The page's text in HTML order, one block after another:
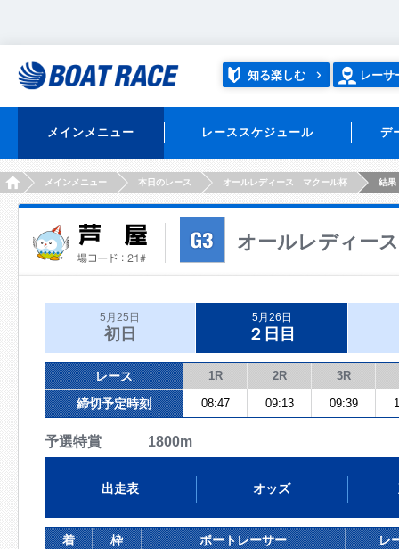
知る楽しむ レーサ
メインメニュー レーススケジュール デ
HOMEメインメニュー 本日のレース オールレディース マクール杯 結果
オールレディー
5月25日
初日
5月26日
２日目
レース 1R 2R 3R
締切予定時刻 08:47 09:13 09:39
予選特賞 1800m
出走表 オッズ
着 枠 ボートレーサー レ